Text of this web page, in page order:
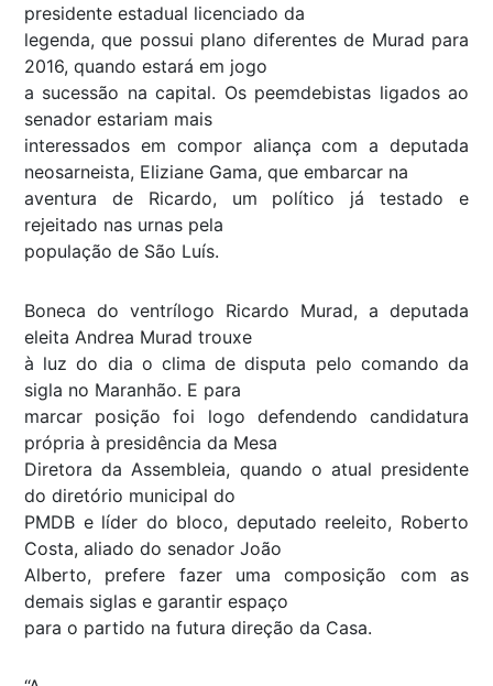
presidente estadual licenciado da
legenda, que possui plano diferentes de Murad para
2016, quando estará em jogo
a sucessão na capital. Os peemdebistas ligados ao
senador estariam mais
interessados em compor aliança com a deputada
neosarneista, Eliziane Gama, que embarcar na
aventura de Ricardo, um político já testado e
rejeitado nas urnas pela
população de São Luís.
Boneca do ventrílogo Ricardo Murad, a deputada
eleita Andrea Murad trouxe
à luz do dia o clima de disputa pelo comando da
sigla no Maranhão. E para
marcar posição foi logo defendendo candidatura
própria à presidência da Mesa
Diretora da Assembleia, quando o atual presidente
do diretório municipal do
PMDB e líder do bloco, deputado reeleito, Roberto
Costa, aliado do senador João
Alberto, prefere fazer uma composição com as
demais siglas e garantir espaço
para o partido na futura direção da Casa.